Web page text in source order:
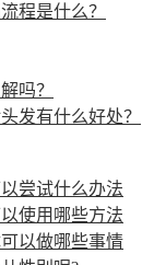
程是什么？
吗？
发有什么好处？
尝试什么办法
使用哪些方法
以做哪些事情